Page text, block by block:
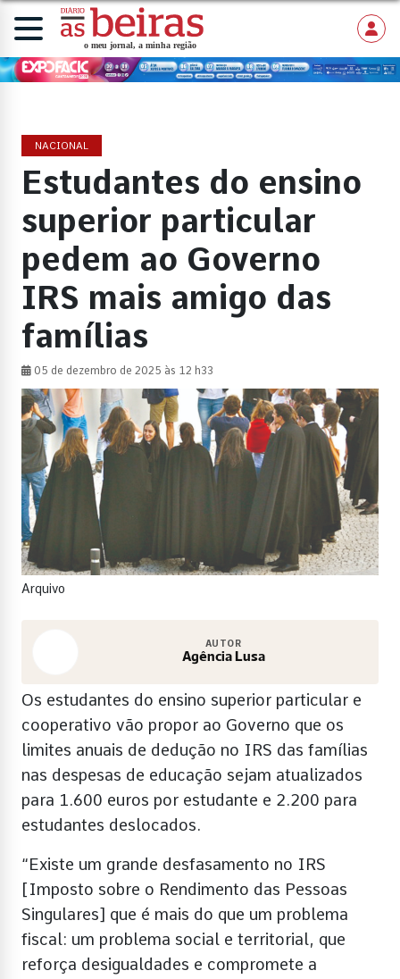
NACIONAL
Estudantes do ensino
superior particular
pedem ao Governo
IRS mais amigo das
famílias
05 de dezembro de 2025 às 12 h33
Arquivo
AUTOR
Agência Lusa
Os estudantes do ensino superior particular e
cooperativo vão propor ao Governo que os
limites anuais de dedução no IRS das famílias
nas despesas de educação sejam atualizados
para 1.600 euros por estudante e 2.200 para
estudantes deslocados.
“Existe um grande desfasamento no IRS
[Imposto sobre o Rendimento das Pessoas
Singulares] que é mais do que um problema
fiscal: um problema social e territorial, que
reforça desigualdades e compromete a